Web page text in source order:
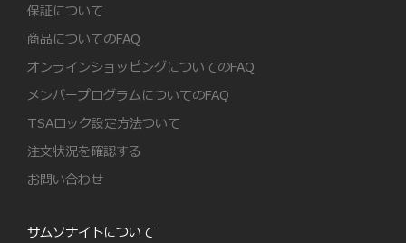
保証について
商品についてのFAQ
オンラインショッピングについてのFAQ
メンバープログラムについてのFAQ
TSAロック設定方法ついて
注文状況を確認する
お問い合わせ
サムソナイトについて